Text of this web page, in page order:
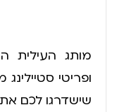
מותג העילית
שישדרגו לכם